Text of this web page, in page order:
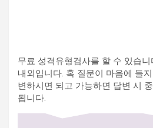
무료 성격유형검사를 할 수 있습
내외입니다. 혹 질문이 마음에 들
변하시면 되고 가능하면 답변 시
됩니다.